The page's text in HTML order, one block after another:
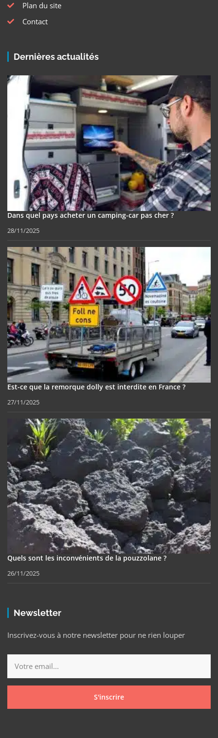
Plan du site
Contact
Dernières actualités
Dans quel pays acheter un camping-car pas cher ?
28/11/2025
Est-ce que la remorque dolly est interdite en France ?
27/11/2025
Quels sont les inconvénients de la pouzzolane ?
26/11/2025
Newsletter
Inscrivez-vous à notre newsletter pour ne rien louper
S'inscrire